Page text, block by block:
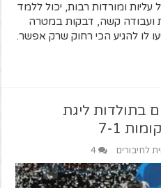
עליות ומורדות רבות, יכול ללמד
ועבודה קשה, דבקות במטרה
לו להגיע הכי רחוק שרק אפשר.
בתולדות ליגת
7-1
לחיבורים 4